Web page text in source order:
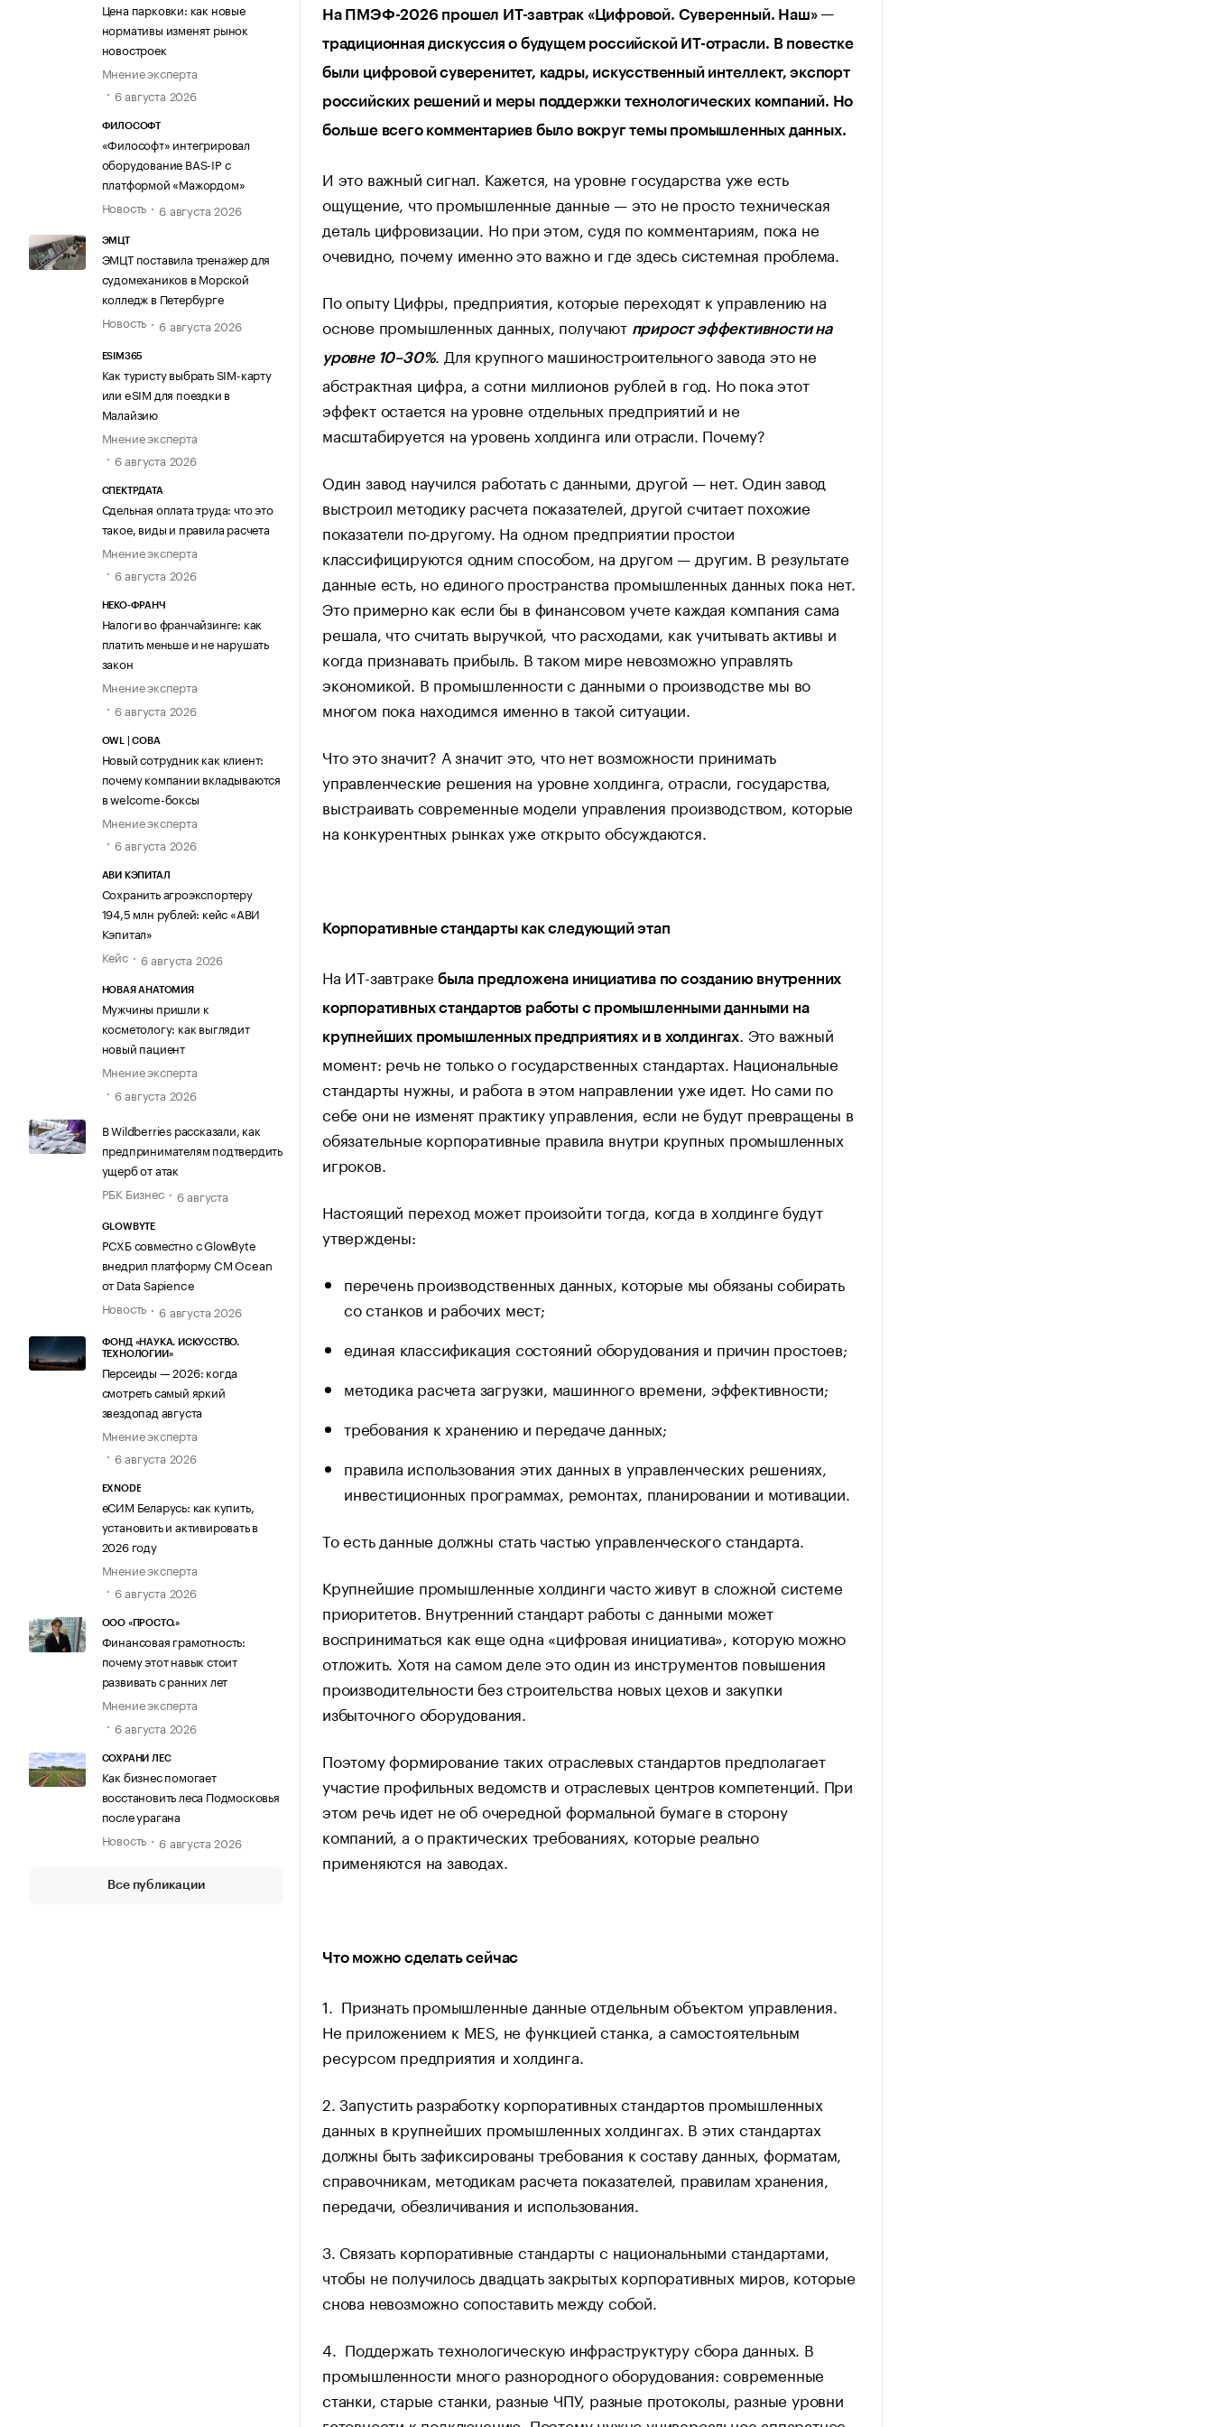
Цена парковки: как новые
нормативы изменят рынок
новостроек
Мнение эксперта
6 августа 2026
ФИЛОСОФТ
«Философт» интегрировал
оборудование BAS-IP с
платформой «Мажордом»
Новость
6 августа 2026
ЭМЦТ
ЭМЦТ поставила тренажер для
судомехаников в Морской
колледж в Петербурге
Новость
6 августа 2026
ESIM365
Как туристу выбрать SIM-карту
или eSIM для поездки в
Малайзию
Мнение эксперта
6 августа 2026
СПЕКТРДАТА
Сдельная оплата труда: что это
такое, виды и правила расчета
Мнение эксперта
6 августа 2026
НЕКО-ФРАНЧ
Налоги во франчайзинге: как
платить меньше и не нарушать
закон
Мнение эксперта
6 августа 2026
OWL | СОВА
Новый сотрудник как клиент:
почему компании вкладываются
в welcome-боксы
Мнение эксперта
6 августа 2026
АВИ КЭПИТАЛ
Сохранить агроэкспортеру
194,5 млн рублей: кейс «АВИ
Кэпитал»
Кейс
6 августа 2026
НОВАЯ АНАТОМИЯ
Мужчины пришли к
косметологу: как выглядит
новый пациент
Мнение эксперта
6 августа 2026
В Wildberries рассказали, как
предпринимателям подтвердить
ущерб от атак
РБК Бизнес
6 августа
GLOWBYTE
РСХБ совместно с GlowByte
внедрил платформу CM Ocean
от Data Sapience
Новость
6 августа 2026
ФОНД «НАУКА. ИСКУССТВО.
ТЕХНОЛОГИИ»
Персеиды — 2026: когда
смотреть самый яркий
звездопад августа
Мнение эксперта
6 августа 2026
EXNODE
еСИМ Беларусь: как купить,
установить и активировать в
2026 году
Мнение эксперта
6 августа 2026
ООО «ПРОСТО.»
Финансовая грамотность:
почему этот навык стоит
развивать с ранних лет
Мнение эксперта
6 августа 2026
СОХРАНИ ЛЕС
Как бизнес помогает
восстановить леса Подмосковья
после урагана
Новость
6 августа 2026
Все публикации
На ПМЭФ-2026 прошел ИТ-завтрак «Цифровой. Суверенный. Наш» —
традиционная дискуссия о будущем российской ИТ-отрасли. В повестке
были цифровой суверенитет, кадры, искусственный интеллект, экспорт
российских решений и меры поддержки технологических компаний. Но
больше всего комментариев было вокруг темы промышленных данных.
И это важный сигнал. Кажется, на уровне государства уже есть
ощущение, что промышленные данные — это не просто техническая
деталь цифровизации. Но при этом, судя по комментариям, пока не
очевидно, почему именно это важно и где здесь системная проблема.
По опыту Цифры, предприятия, которые переходят к управлению на
основе промышленных данных, получают прирост эффективности на
уровне 10–30%. Для крупного машиностроительного завода это не
абстрактная цифра, а сотни миллионов рублей в год. Но пока этот
эффект остается на уровне отдельных предприятий и не
масштабируется на уровень холдинга или отрасли. Почему?
Один завод научился работать с данными, другой — нет. Один завод
выстроил методику расчета показателей, другой считает похожие
показатели по-другому. На одном предприятии простои
классифицируются одним способом, на другом — другим. В результате
данные есть, но единого пространства промышленных данных пока нет.
Это примерно как если бы в финансовом учете каждая компания сама
решала, что считать выручкой, что расходами, как учитывать активы и
когда признавать прибыль. В таком мире невозможно управлять
экономикой. В промышленности с данными о производстве мы во
многом пока находимся именно в такой ситуации.
Что это значит? А значит это, что нет возможности принимать
управленческие решения на уровне холдинга, отрасли, государства,
выстраивать современные модели управления производством, которые
на конкурентных рынках уже открыто обсуждаются.
Корпоративные стандарты как следующий этап
На ИТ-завтраке была предложена инициатива по созданию внутренних
корпоративных стандартов работы с промышленными данными на
крупнейших промышленных предприятиях и в холдингах . Это важный
момент: речь не только о государственных стандартах. Национальные
стандарты нужны, и работа в этом направлении уже идет. Но сами по
себе они не изменят практику управления, если не будут превращены в
обязательные корпоративные правила внутри крупных промышленных
игроков.
Настоящий переход может произойти тогда, когда в холдинге будут
утверждены:
перечень производственных данных, которые мы обязаны собирать
со станков и рабочих мест;
единая классификация состояний оборудования и причин простоев;
методика расчета загрузки, машинного времени, эффективности;
требования к хранению и передаче данных;
правила использования этих данных в управленческих решениях,
инвестиционных программах, ремонтах, планировании и мотивации.
То есть данные должны стать частью управленческого стандарта.
Крупнейшие промышленные холдинги часто живут в сложной системе
приоритетов. Внутренний стандарт работы с данными может
восприниматься как еще одна «цифровая инициатива», которую можно
отложить. Хотя на самом деле это один из инструментов повышения
производительности без строительства новых цехов и закупки
избыточного оборудования.
Поэтому формирование таких отраслевых стандартов предполагает
участие профильных ведомств и отраслевых центров компетенций. При
этом речь идет не об очередной формальной бумаге в сторону
компаний, а о практических требованиях, которые реально
применяются на заводах.
Что можно сделать сейчас
1. Признать промышленные данные отдельным объектом управления.
Не приложением к MES, не функцией станка, а самостоятельным
ресурсом предприятия и холдинга.
2. Запустить разработку корпоративных стандартов промышленных
данных в крупнейших промышленных холдингах. В этих стандартах
должны быть зафиксированы требования к составу данных, форматам,
справочникам, методикам расчета показателей, правилам хранения,
передачи, обезличивания и использования.
3. Связать корпоративные стандарты с национальными стандартами,
чтобы не получилось двадцать закрытых корпоративных миров, которые
снова невозможно сопоставить между собой.
4. Поддержать технологическую инфраструктуру сбора данных. В
промышленности много разнородного оборудования: современные
станки, старые станки, разные ЧПУ, разные протоколы, разные уровни